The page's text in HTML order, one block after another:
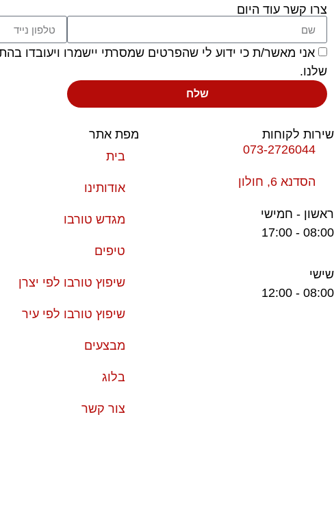
צרו קשר עוד היום
אני מאשר/ת כי ידוע לי שהפרטים שמסרתי יישמרו ויעובדו בהתאם לחוק הגנת
שלנו.
שלח
שירות לקוחות
073-2726044
הסדנא 6, חולון
ראשון - חמישי
08:00 - 17:00
שישי
08:00 - 12:00
מפת אתר
בית
אודותינו
מגדש טורבו
טיפים
שיפוץ טורבו לפי יצרן
שיפוץ טורבו לפי עיר
מבצעים
בלוג
צור קשר